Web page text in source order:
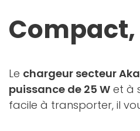
Le chargeur secteur
puissance de 25 W et à
facile à transporter, il